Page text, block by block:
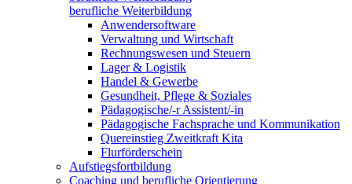
berufliche Weiterbildung
Anwendersoftware
Verwaltung und Wirtschaft
Rechnungswesen und Steuern
Lager & Logistik
Handel & Gewerbe
Gesundheit, Pflege & Soziales
Pädagogische/-r Assistent/-in
Pädagogische Fachsprache und Kommunikation
Quereinstieg Zweitkraft Kita
Flurförderschein
Aufstiegsfortbildung
Coaching und berufliche Orientierung